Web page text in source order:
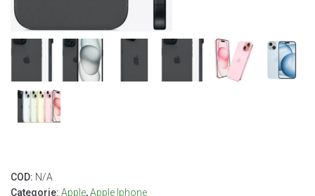
COD: N/A
Categorie: Apple,Apple Iphone